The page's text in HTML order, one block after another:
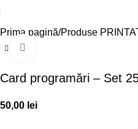
Prima pagină Produse
Card programări – Set
50,00 lei